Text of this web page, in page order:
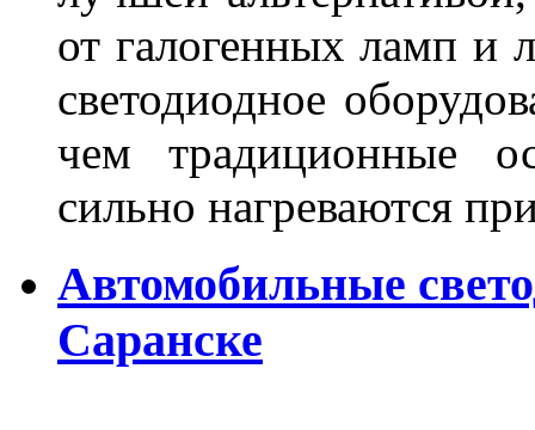
от галогенных ламп и
светодиодное
чем традиционные
сильно нагреваются
Автомобильные
Саранске